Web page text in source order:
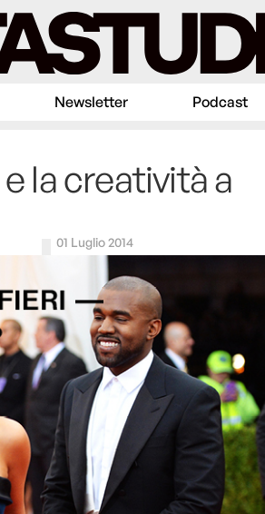
Newsletter Podcast
la creatività a
01 Luglio 2014